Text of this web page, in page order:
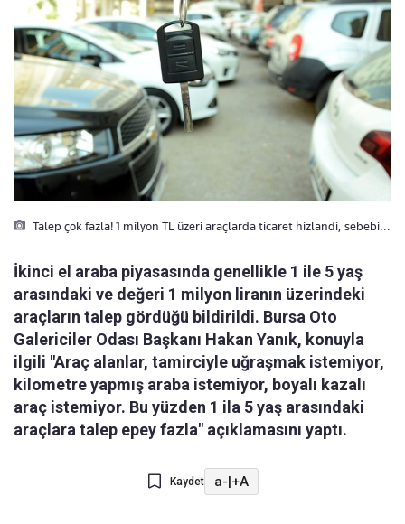
Talep çok fazla! 1 milyon TL üzeri araçlarda ticaret hizlandi, sebebi...
İkinci el araba piyasasında genellikle 1 ile 5 yaş
arasındaki ve değeri 1 milyon liranın üzerindeki
araçların talep gördüğü bildirildi. Bursa Oto
Galericiler Odası Başkanı Hakan Yanık, konuyla
ilgili "Araç alanlar, tamirciyle uğraşmak istemiyor,
kilometre yapmış araba istemiyor, boyalı kazalı
araç istemiyor. Bu yüzden 1 ila 5 yaş arasındaki
araçlara talep epey fazla" açıklamasını yaptı.
Kaydet a-|+A